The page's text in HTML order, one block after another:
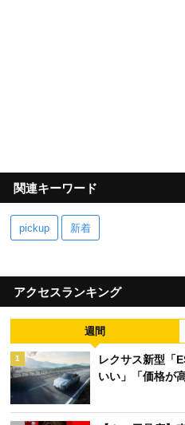
関連キーワード
pickup 新着
アクセスランキング
週間
1
レクサス新型「
いい」「価格が